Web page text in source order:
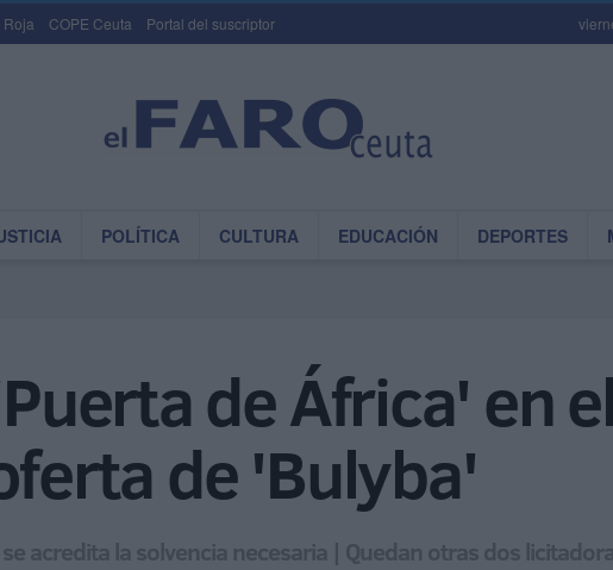
Roja COPE Ceuta Portal del suscriptor
POLÍTICA CULTURA EDUCACIÓN DEPORTES
de África' en
de 'Bulyba'
acredita la solvencia necesaria | Quedan otras dos